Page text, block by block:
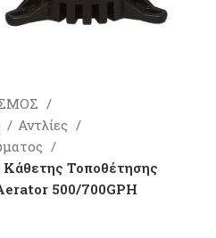
Αντλίες
Τοποθέτησης
500/700GPH